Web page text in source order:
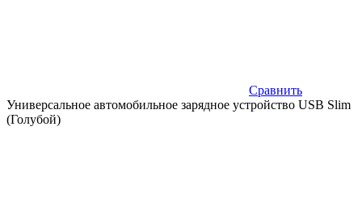
Сравнить
Универсальное автомобильное зарядное устройство USB Slim
(Голубой)